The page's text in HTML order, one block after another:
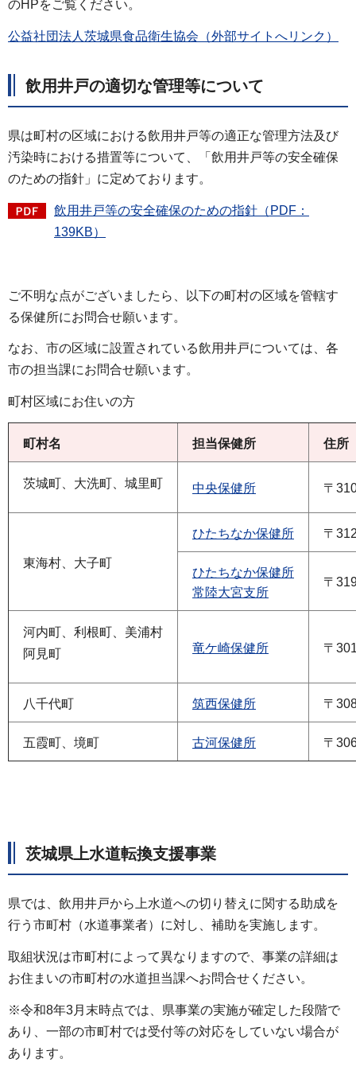
のHPをご覧ください。
公益社団法人茨城県食品衛生協会（外部サイトへリンク）
飲用井戸の適切な管理等について
県は町村の区域における飲用井戸等の適正な管理方法及び
汚染時における措置等について、「飲用井戸等の安全確保
のための指針」に定めております。
飲用井戸等の安全確保のための指針（PDF：
139KB）
ご不明な点がございましたら、以下の町村の区域を管轄す
る保健所にお問合せ願います。
なお、市の区域に設置されている飲用井戸については、各
市の担当課にお問合せ願います。
町村区域にお住いの方
町村名 担当保健所 住所
茨城町、大洗町、城里町 中央保健所 〒
東海村、大子町
ひたちなか保健所 〒
ひたちなか保健所
常陸大宮支所
〒
河内町、利根町、美浦村
阿見町
竜ケ崎保健所 〒
八千代町 筑西保健所 〒
五霞町、境町 古河保健所 〒
茨城県上水道転換支援事業
県では、飲用井戸から上水道への切り替えに関する助成を
行う市町村（水道事業者）に対し、補助を実施します。
取組状況は市町村によって異なりますので、事業の詳細は
お住まいの市町村の水道担当課へお問合せください。
※令和8年3月末時点では、県事業の実施が確定した段階で
あり、一部の市町村では受付等の対応をしていない場合が
あります。